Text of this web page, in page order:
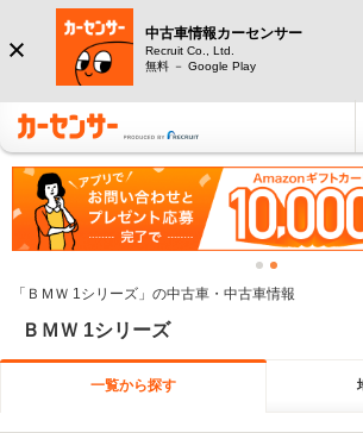
中古車情報カーセンサー
Recruit Co., Ltd.
無料 － Google Play
「ＢＭＷ 1シリーズ」の中古車・中古車情報
ＢＭＷ 1シリーズ
一覧から探す